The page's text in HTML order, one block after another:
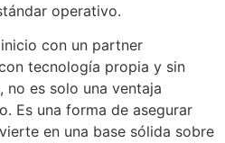
operativo.
con un partner
tecnología propia y sin
no es solo una ventaja
Es una forma de asegurar
en una base sólida sobre